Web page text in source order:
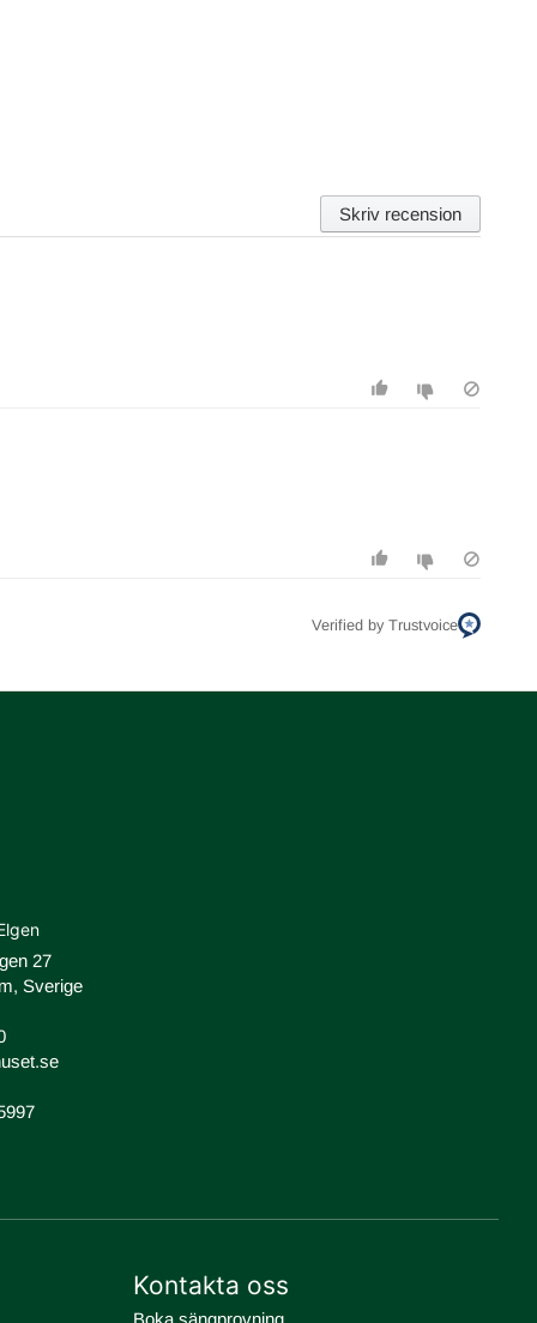
Skriv recension
Verified by Trustvoice
27
Sverige
Kontakta oss